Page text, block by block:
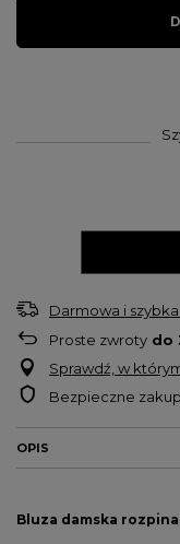
Darmowa i
Proste zwroty do
Sprawdź, w
Bezpieczne
OPIS
Bluza damska